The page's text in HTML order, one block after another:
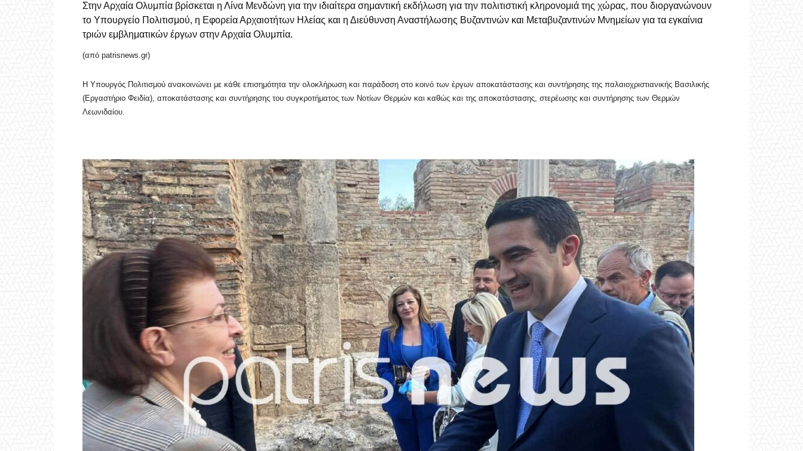
Στην Αρχαία Ολυμπία βρίσκεται η Λίνα Μενδώνη για την ιδιαίτερα σημαντική εκδήλωση για την πολιτιστική κληρονομιά της χώρας, που διοργανώνουν
το Υπουργείο Πολιτισμού, η Εφορεία Αρχαιοτήτων Ηλείας και η Διεύθυνση Αναστήλωσης Βυζαντινών και Μεταβυζαντινών Μνημείων για τα εγκαίνια
τριών εμβληματικών έργων στην Αρχαία Ολυμπία.
(από patrisnews.gr)
Η Υπουργός Πολιτισμού ανακοινώνει με κάθε επισημότητα την ολοκλήρωση και παράδοση στο κοινό των έργων αποκατάστασης και συντήρησης της παλαιοχριστιανικής Βασιλικής
(Εργαστήριο Φειδία), αποκατάστασης και συντήρησης του συγκροτήματος των Νοτίων Θερμών και καθώς και της αποκατάστασης, στερέωσης και συντήρησης των Θερμών
Λεωνιδαίου.